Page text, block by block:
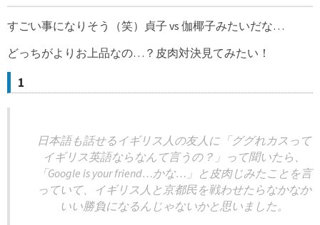
すごい事になりそう（笑）貞子 vs 伽椰子みたいだな…
どっちがよりお上品なの…？皮肉対決見てみたい！
1
日本語も話せるイギリス人の友人に「ググれカスって
イギリス英語ならなんて言うの？」って聞いたら、
「Google is your friend…かな…」と皮肉じみたことを言
っていて、イギリス人と京都民を戦わせたらなかなか
いい勝負になるんじゃないかと思いました。